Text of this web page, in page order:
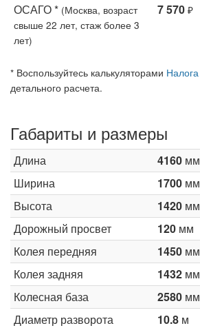
ОСАГО * (Москва, возраст
свыше 22 лет, стаж более 3
лет)
7 570 ₽
* Воспользуйтесь калькуляторами Налога
детального расчета.
Габариты и размеры
Длина 4160 мм
Ширина
1700 мм
Высота
1420 мм
Дорожный просвет
120 мм
Колея передняя
1450 мм
Колея задняя
1432 мм
Колесная база
2580 мм
Диаметр разворота
10.8 м